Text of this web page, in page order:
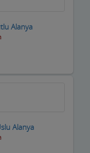
Alanya
Alanya